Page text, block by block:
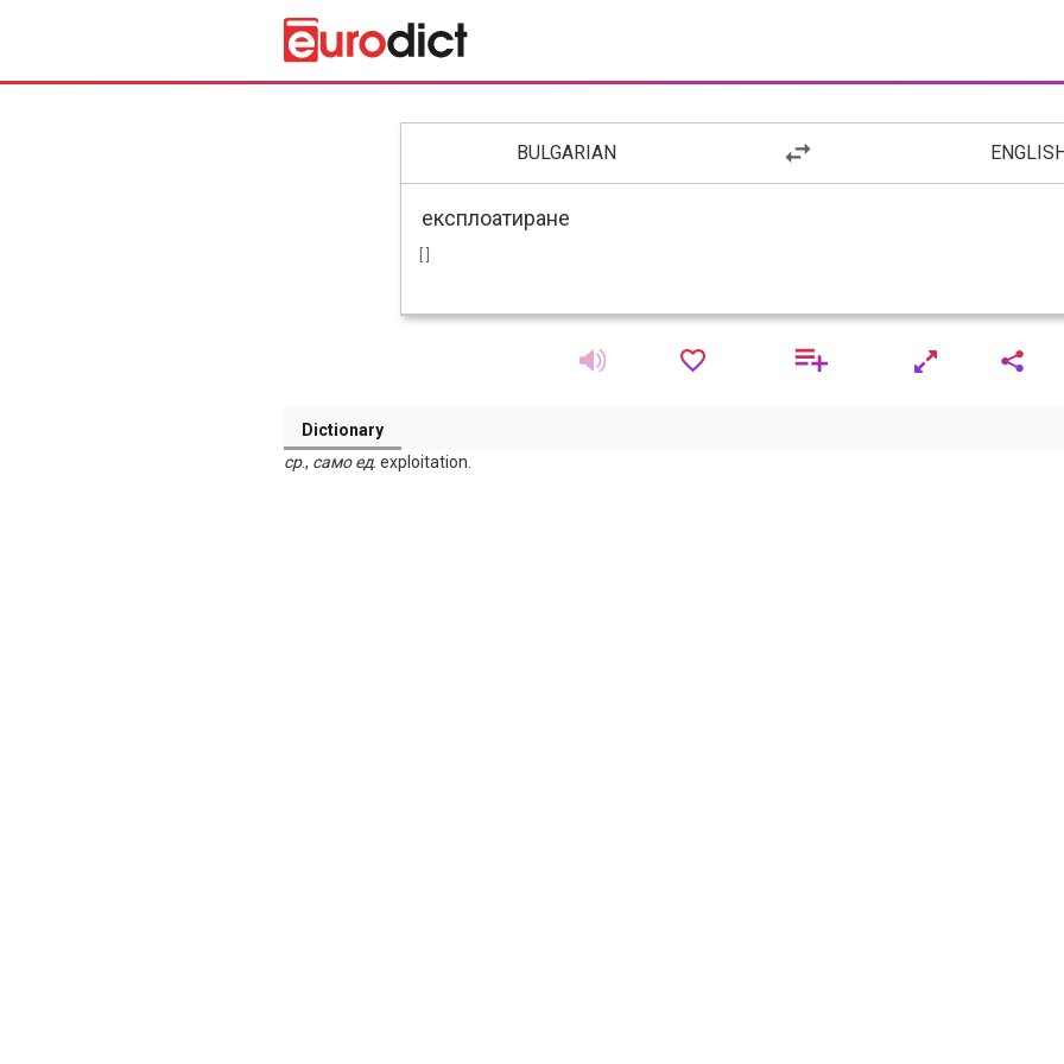
BULGARIAN
Dictionary
ср., само ед. exploitation.